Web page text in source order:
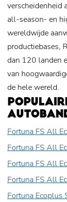
verscheidenheid
all-season- en
wereldwijde
productiebases,
dan 120 landen
van
de hele wereld.
Fortuna FS All
Fortuna FS All
Fortuna FS All
Fortuna FS All
Fortuna Ecoplus